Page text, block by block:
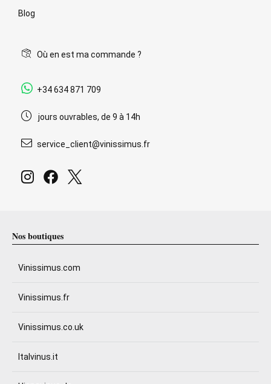
Blog
Où en est ma commande ?
+34 634 871 709
jours ouvrables, de 9 à 14h
service_client@vinissimus.fr
Nos boutiques
Vinissimus.com
Vinissimus.fr
Vinissimus.co.uk
Italvinus.it